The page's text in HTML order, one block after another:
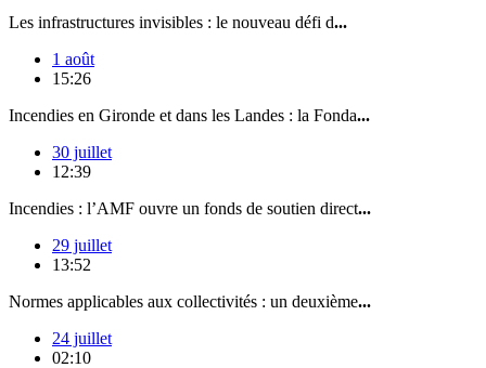
Les infrastructures invisibles : le nouveau défi d...
1 août
15:26
Incendies en Gironde et dans les Landes : la Fonda...
30 juillet
12:39
Incendies : l’AMF ouvre un fonds de soutien direct...
29 juillet
13:52
Normes applicables aux collectivités : un deuxième...
24 juillet
02:10